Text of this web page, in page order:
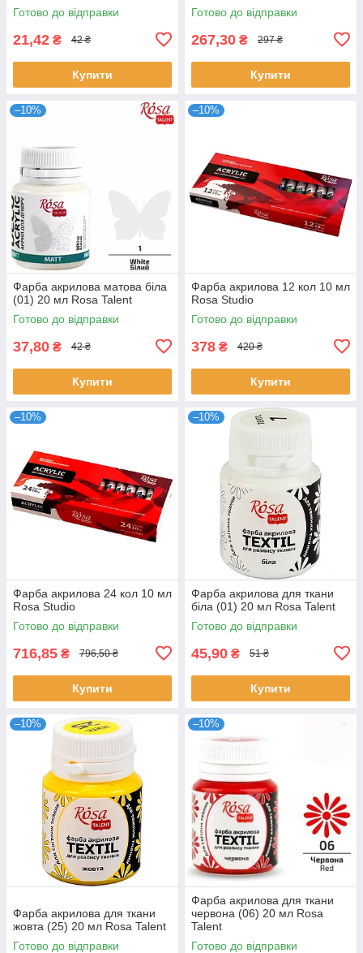
Готово до відправки
21,42 ₴ 42 ₴
Купити
Готово до відправки
267,30 ₴ 297 ₴
Купити
–10%
Фарба акрилова матова біла
(01) 20 мл Rosa Talent
Готово до відправки
37,80 ₴ 42 ₴
Купити
–10%
Фарба акрилова 12 кол 10 мл
Rosa Studio
Готово до відправки
378 ₴ 420 ₴
Купити
–10%
Фарба акрилова 24 кол 10 мл
Rosa Studio
Готово до відправки
716,85 ₴ 796,50 ₴
Купити
–10%
Фарба акрилова для ткани
біла (01) 20 мл Rosa Talent
Готово до відправки
45,90 ₴ 51 ₴
Купити
–10%
Фарба акрилова для ткани
жовта (25) 20 мл Rosa Talent
Готово до відправки
–10%
Фарба акрилова для ткани
червона (06) 20 мл Rosa
Talent
Готово до відправки